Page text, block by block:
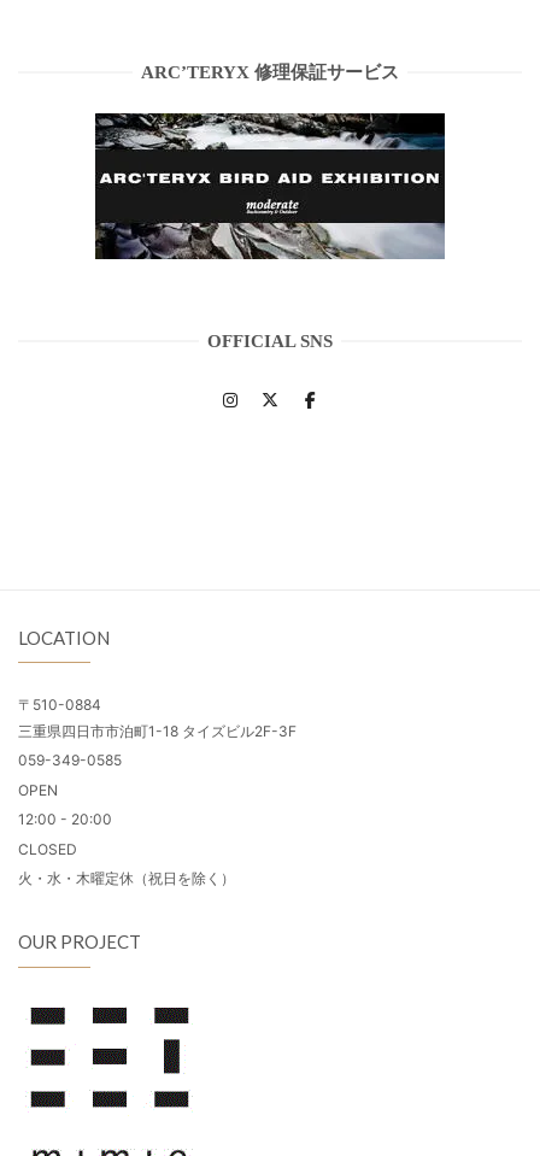
ARC’TERYX 修理保証サービス
OFFICIAL SNS
LOCATION
〒510-0884
三重県四日市市泊町1-18 タイズビル2F-3F
059-349-0585
OPEN
12:00 - 20:00
CLOSED
火・水・木曜定休（祝日を除く）
OUR PROJECT